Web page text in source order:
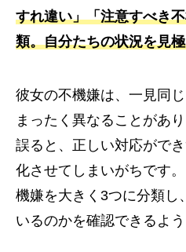
すれ違い」「注意すべき
類。自分たちの状況を見
彼女の不機嫌は、一見同
まったく異なることがあ
誤ると、正しい対応がで
化させてしまいがちです
機嫌を大きく3つに分類し
いるのかを確認できるよう